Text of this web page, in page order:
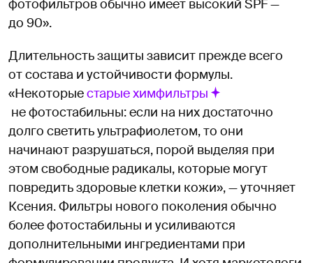
фотофильтров обычно имеет высокий SPF —
до 90».
Длительность защиты зависит прежде всего
от состава и устойчивости формулы.
«Некоторыестарые химфильтры
не фотостабильны: если на них достаточно
долго светить ультрафиолетом, то они
начинают разрушаться, порой выделяя при
этом свободные радикалы, которые могут
повредить здоровые клетки кожи», — уточняет
Ксения. Фильтры нового поколения обычно
более фотостабильны и усиливаются
дополнительными ингредиентами при